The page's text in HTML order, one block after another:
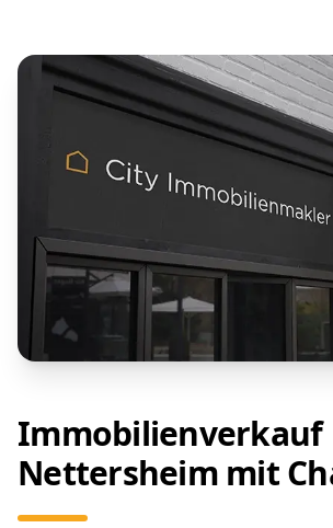
Immobilienverkauf
Nettersheim mit